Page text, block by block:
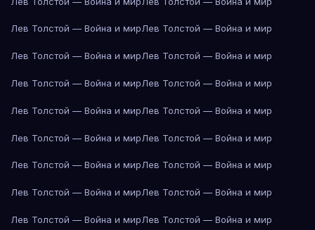
Лев Толстой — Война и мирЛев Толстой — Война и мир
Лев Толстой — Война и мирЛев Толстой — Война и мир
Лев Толстой — Война и мирЛев Толстой — Война и мир
Лев Толстой — Война и мирЛев Толстой — Война и мир
Лев Толстой — Война и мирЛев Толстой — Война и мир
Лев Толстой — Война и мирЛев Толстой — Война и мир
Лев Толстой — Война и мирЛев Толстой — Война и мир
Лев Толстой — Война и мирЛев Толстой — Война и мир